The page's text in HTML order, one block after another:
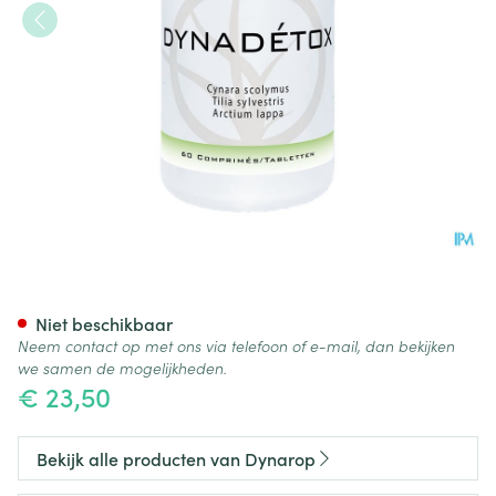
€ 23,50
Niet beschikbaar
Neem contact op met ons via telefoon of e-mail, dan bekijken
we samen de mogelijkheden.
Bekijk alle producten van Dynarop